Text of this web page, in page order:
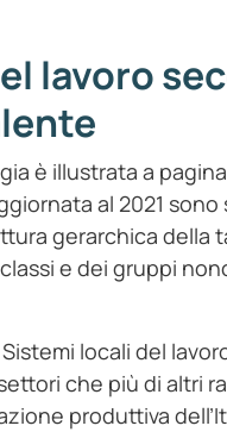
lavoro
è illustrata a
al 2021
gerarchica della
e dei gruppi
locali del
che più di altri
produttiva